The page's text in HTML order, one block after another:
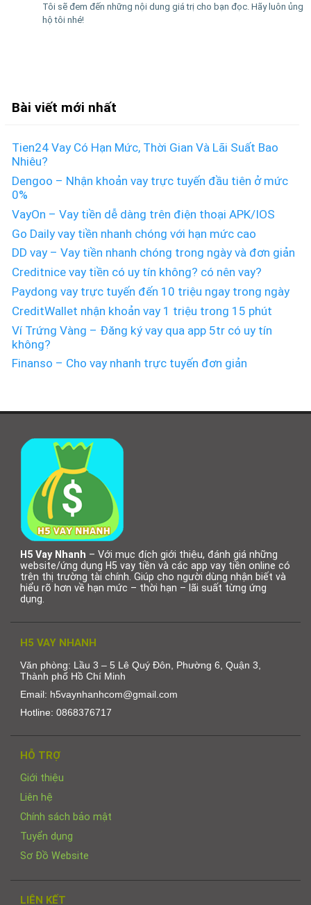
Tôi sẽ đem đến những nội dung giá trị cho bạn đọc. Hãy luôn ủng
hộ tôi nhé!
Bài viết mới nhất
Tien24 Vay Có Hạn Mức, Thời Gian Và Lãi Suất Bao
Nhiêu?
Dengoo – Nhận khoản vay trực tuyến đầu tiên ở mức
0%
VayOn – Vay tiền dễ dàng trên điện thoại APK/IOS
Go Daily vay tiền nhanh chóng với hạn mức cao
DD vay – Vay tiền nhanh chóng trong ngày và đơn giản
Creditnice vay tiền có uy tín không? có nên vay?
Paydong vay trực tuyến đến 10 triệu ngay trong ngày
CreditWallet nhận khoản vay 1 triệu trong 15 phút
Ví Trứng Vàng – Đăng ký vay qua app 5tr có uy tín
không?
Finanso – Cho vay nhanh trực tuyến đơn giản
H5 Vay Nhanh – Với mục đích giới thiệu, đánh giá những
website/ứng dụng H5 vay tiền và các app vay tiền online có
trên thị trường tài chính. Giúp cho người dùng nhận biết và
hiểu rõ hơn về hạn mức – thời hạn – lãi suất từng ứng
dụng.
H5 VAY NHANH
Văn phòng: Lầu 3 – 5 Lê Quý Đôn, Phường 6, Quận 3,
Thành phố Hồ Chí Minh
Email: h5vaynhanhcom@gmail.com
Hotline: 0868376717
HỖ TRỢ
Giới thiệu
Liên hệ
Chính sách bảo mật
Tuyển dụng
Sơ Đồ Website
LIÊN KẾT